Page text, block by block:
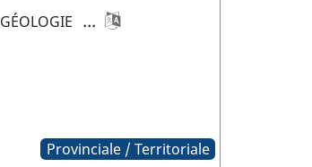
GÉOLOGIE ...
Provinciale / Territoriale